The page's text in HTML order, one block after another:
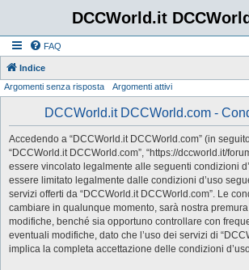
DCCWorld.it
FAQ
Indice
Argomenti senza risposta Argomenti attivi
DCCWorld.it DCCWorld.com -
Accedendo a “DCCWorld.it DCCWorld.com” (in seguito
“DCCWorld.it DCCWorld.com”, “https://dccworld.it/
essere vincolato legalmente alle seguenti condizioni
essere limitato legalmente dalle condizioni d’uso
servizi offerti da “DCCWorld.it DCCWorld.com”. Le
cambiare in qualunque momento, sarà nostra
modifiche, benché sia opportuno controllare con
eventuali modifiche, dato che l’uso dei servizi di
implica la completa accettazione delle condizioni